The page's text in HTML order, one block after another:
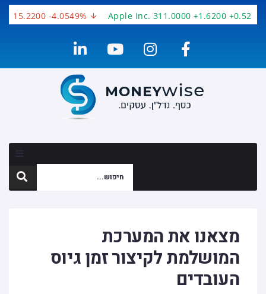
-4.0549% Apple Inc. 311.0000 +1.6200 +0.5236%
מצאנו את המערכת
המושלמת לקיצור זמן גיוס
העובדים